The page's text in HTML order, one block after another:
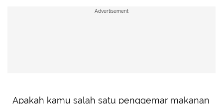
Advertisement
Apakah kamu salah satu penggemar makanan